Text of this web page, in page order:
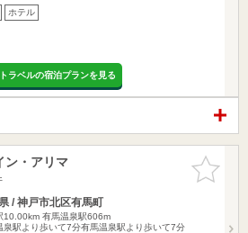
ホテル
ラベルの宿泊プランを見る
お気に入
りに追加
・アリマ
/ 神戸市北区有馬町
10.00km 有馬温泉駅606m
泉駅より歩いて7分有馬温泉駅より歩いて7分